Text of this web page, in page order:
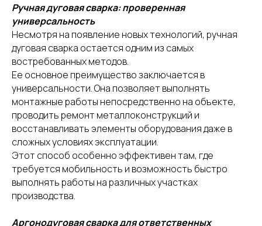
Ручная дуговая сварка: проверенная
универсальность
Несмотря на появление новых технологий, ручная
дуговая сварка остается одним из самых
востребованных методов.
Ее основное преимущество заключается в
универсальности. Она позволяет выполнять
монтажные работы непосредственно на объекте,
проводить ремонт металлоконструкций и
восстанавливать элементы оборудования даже в
сложных условиях эксплуатации.
Этот способ особенно эффективен там, где
требуется мобильность и возможность быстро
выполнять работы на различных участках
производства.
Аргонодуговая сварка для ответственных